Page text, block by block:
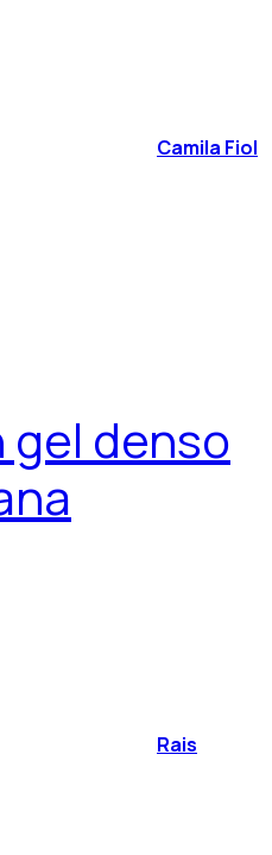
Camila Fiol
gel denso
Rais